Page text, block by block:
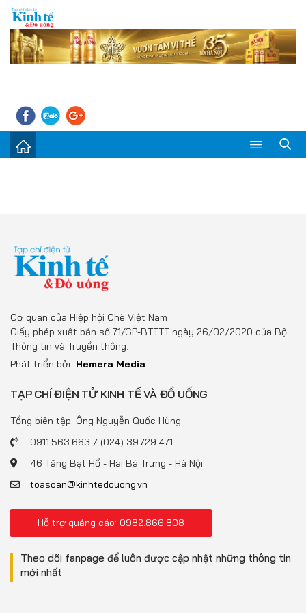
Thị trường
Doanh nghiệp – Doanh nhân
Đồ uống
Pháp luật
Multimedia
Cơ quan của Hiệp hội Chè Việt Nam
Giấy phép xuất bản số 71/GP-BTTTT ngày 26/02/2020 của Bộ
Thông tin và Truyền thông.
Phát triển bởi Hemera Media
TẠP CHÍ ĐIỆN TỬ KINH TẾ VÀ ĐỒ UỐNG
Tổng biên tập: Ông Nguyễn Quốc Hùng
0911.563.663 / (024) 39.729.471
46 Tăng Bạt Hổ - Hai Bà Trưng - Hà Nội
toasoan@kinhtedouong.vn
Hỗ trợ quảng cáo: 0982.866.808
Theo dõi fanpage để luôn được cập nhật những thông tin
mới nhất